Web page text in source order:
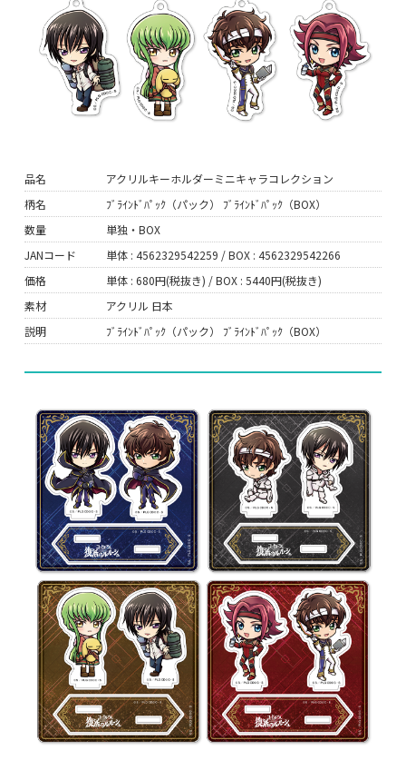
品名
アクリルキーホルダーミニキャラコレクション
柄名
ﾌﾞﾗｲﾝﾄﾞﾊﾟｯｸ（パック） ﾌﾞﾗｲﾝﾄﾞﾊﾟｯｸ（BOX）
数量
単独・BOX
JANコード
単体 : 4562329542259 / BOX : 4562329542266
価格
単体 : 680円(税抜き) / BOX : 5440円(税抜き)
素材
アクリル 日本
説明
ﾌﾞﾗｲﾝﾄﾞﾊﾟｯｸ（パック） ﾌﾞﾗｲﾝﾄﾞﾊﾟｯｸ（BOX）